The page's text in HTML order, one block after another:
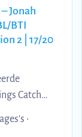
Jonah
BTI
2 | 17/20
Catch
•